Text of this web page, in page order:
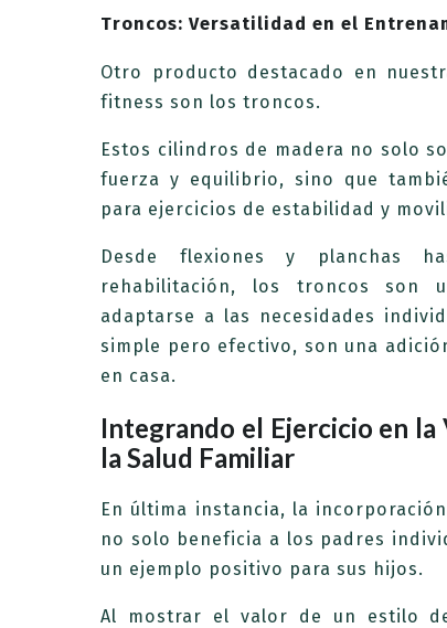
Troncos: Versatilidad en el
Otro producto destacado en
fitness son los troncos.
Estos cilindros de madera no solo
fuerza y equilibrio, sino que
para ejercicios de estabilidad y
Desde flexiones y planchas
rehabilitación, los troncos son
adaptarse a las necesidades
simple pero efectivo, son una
en casa.
Integrando el Ejercicio en la
la Salud Familiar
En última instancia, la
no solo beneficia a los padres
un ejemplo positivo para sus hijos.
Al mostrar el valor de un estilo